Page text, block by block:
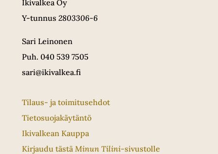
Ikivalkea Oy
Y-tunnus 2803306-6
Sari Leinonen
Puh. 040 539 7505
sari@ikivalkea.fi
Tilaus- ja toimitusehdot
Tietosuojakäytäntö
Ikivalkean Kauppa
Kirjaudu tästä Minun Tilini-sivustolle